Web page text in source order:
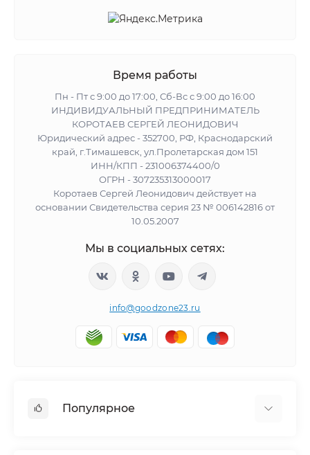
Время работы
Пн - Пт с 9:00 до 17:00, Сб-Вс с 9:00 до 16:00
ИНДИВИДУАЛЬНЫЙ ПРЕДПРИНИМАТЕЛЬ
КОРОТАЕВ СЕРГЕЙ ЛЕОНИДОВИЧ
Юридический адрес - 352700, РФ, Краснодарский
край, г.Тимашевск, ул.Пролетарская дом 151
ИНН/КПП - 231006374400/0
ОГРН - 307235313000017
Коротаев Сергей Леонидович действует на
основании Свидетельства серия 23 № 006142816 от
10.05.2007
Мы в социальных сетях:
info@goodzone23.ru
Популярное